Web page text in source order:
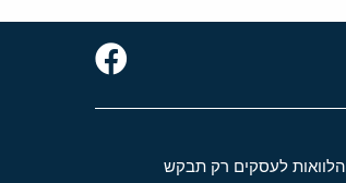
הלוואות לעסקים רק תבקש